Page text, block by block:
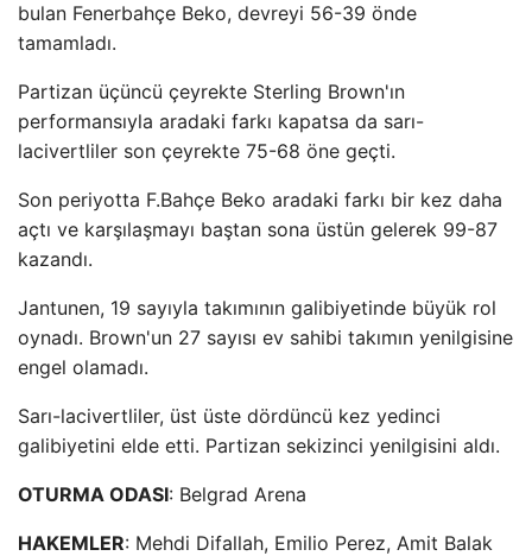
bulan Fenerbahçe Beko, devreyi 56-39 önde
tamamladı.
Partizan üçüncü çeyrekte Sterling Brown'ın
performansıyla aradaki farkı kapatsa da sarı-
lacivertliler son çeyrekte 75-68 öne geçti.
Son periyotta F.Bahçe Beko aradaki farkı bir kez daha
açtı ve karşılaşmayı baştan sona üstün gelerek 99-87
kazandı.
Jantunen, 19 sayıyla takımının galibiyetinde büyük rol
oynadı. Brown'un 27 sayısı ev sahibi takımın yenilgisine
engel olamadı.
Sarı-lacivertliler, üst üste dördüncü kez yedinci
galibiyetini elde etti. Partizan sekizinci yenilgisini aldı.
OTURMA ODASI: Belgrad Arena
HAKEMLER: Mehdi Difallah, Emilio Perez, Amit Balak